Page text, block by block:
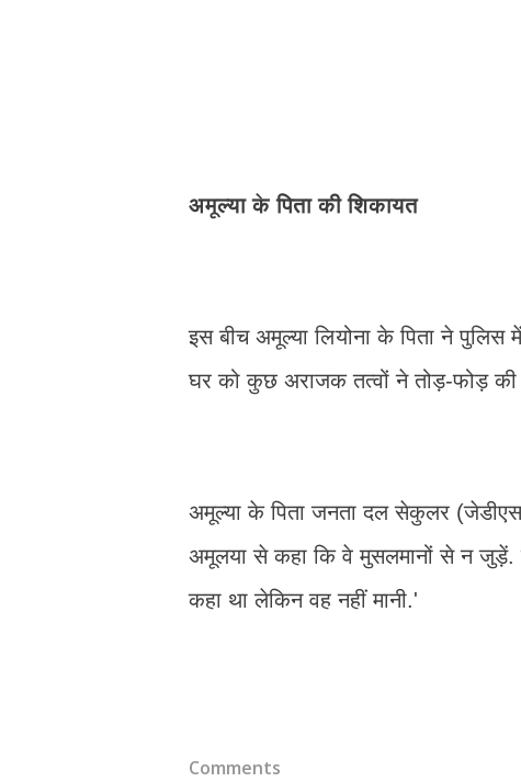
अमूल्या के पिता की शिकायत
इस बीच अमूल्या लियोना के पिता ने
घर को कुछ अराजक तत्वों ने तोड़-फोड़ की
अमूल्या के पिता जनता दल सेकुलर
अमूलया से कहा कि वे मुसलमानों से न जुड़ें.
कहा था लेकिन वह नहीं मानी.'
Comments